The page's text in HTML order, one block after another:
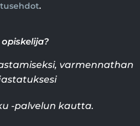
.
varmennathan
-palvelun kautta.